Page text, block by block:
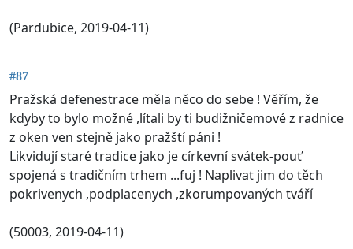
(Pardubice, 2019-04-11)
#87
Pražská defenestrace měla něco do sebe ! Věřím, že
kdyby to bylo možné ,lítali by ti budižničemové z radnice
z oken ven stejně jako pražští páni !
Likvidují staré tradice jako je církevní svátek-pouť
spojená s tradičním trhem ...fuj ! Naplivat jim do těch
pokrivenych ,podplacenych ,zkorumpovaných tváří
(50003, 2019-04-11)